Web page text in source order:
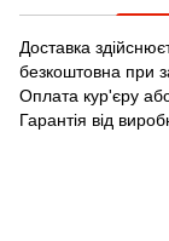
Доставка
безкоштовна при
Оплата кур'єру
Гарантія від